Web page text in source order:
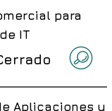
para
IT
Aplicaciones y